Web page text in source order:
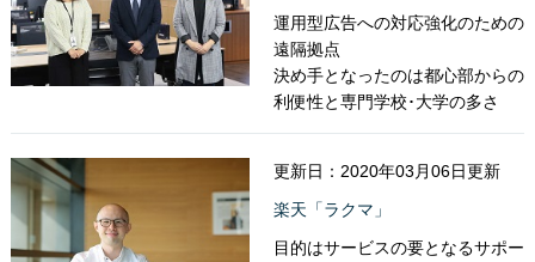
運用型広告への対応強化のための
遠隔拠点
決め手となったのは都心部からの
利便性と専門学校･大学の多さ
更新日：2020年03月06日更新
楽天「ラクマ」
目的はサービスの要となるサポー